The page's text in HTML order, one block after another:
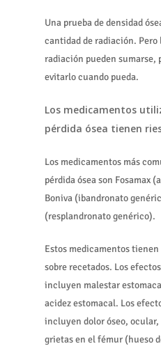
Una prueba de densidad
cantidad de radiación.
radiación pueden sumarse,
evitarlo cuando pueda.
Los medicamentos
pérdida ósea tienen
Los medicamentos más
pérdida ósea son Fosamax
Boniva (ibandronato
(resplandronato genérico).
Estos medicamentos
sobre recetados. Los
incluyen malestar
acidez estomacal. Los
incluyen dolor óseo,
grietas en el fémur (hueso